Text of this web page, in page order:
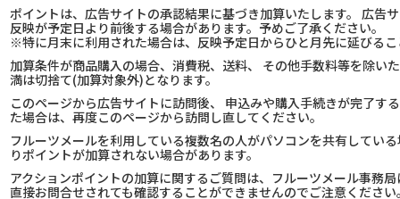
ポイントは、広告サイトの承認結果に基づき加算いたします。 広告
反映が予定日より前後する場合があります。予めご了承ください。
※特に月末に利用された場合は、反映予定日からひと月先に延びるこ
加算条件が商品購入の場合、消費税、送料、 その他手数料等を除い
満は切捨て(加算対象外)となります。
このページから広告サイトに訪問後、 申込みや購入手続きが完了す
た場合は、再度このページから訪問し直してください。
フルーツメールを利用している複数名の人がパソコンを共有してい
りポイントが加算されない場合があります。
アクションポイントの加算に関するご質問は、フルーツメール事務
直接お問合せされても確認することができませんのでご注意くださ